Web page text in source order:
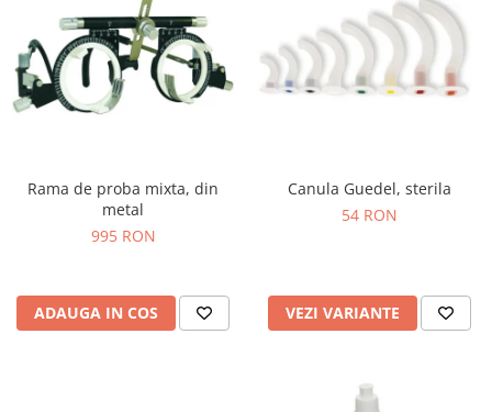
Rama de proba mixta, din
metal
995 RON
ADAUGA IN COS
Canula Guedel, sterila
54 RON
VEZI VARIANTE